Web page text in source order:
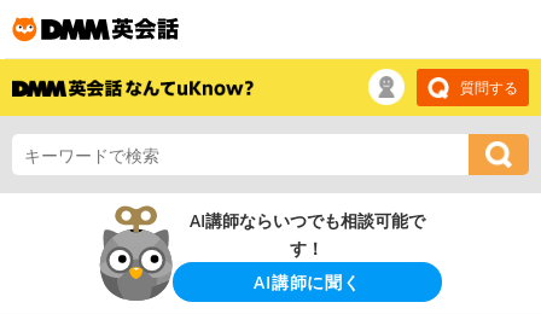
質問する
AI講師ならいつでも相談可能で
す！
AI講師に聞く